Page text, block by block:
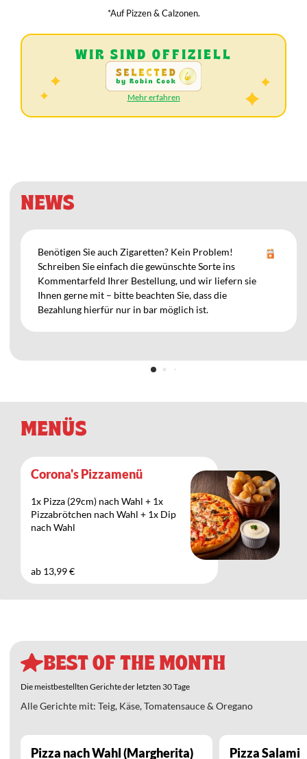
*Auf Pizzen & Calzonen.
WIR SIND OFFIZIELL
Mehr erfahren
NEWS
Benötigen Sie auch Zigaretten? Kein Problem!
Schreiben Sie einfach die gewünschte Sorte ins
Kommentarfeld Ihrer Bestellung, und wir liefern sie
Ihnen gerne mit – bitte beachten Sie, dass die
Bezahlung hierfür nur in bar möglich ist.
MENÜS
Corona's Pizzamenü
1x Pizza (29cm) nach Wahl + 1x
Pizzabrötchen nach Wahl + 1x Dip
nach Wahl
ab 13,99 €
BEST OF THE MONTH
Die meistbestellten Gerichte der letzten 30 Tage
Alle Gerichte mit: Teig, Käse, Tomatensauce & Oregano
Pizza nach Wahl (Margherita) Pizza Salami